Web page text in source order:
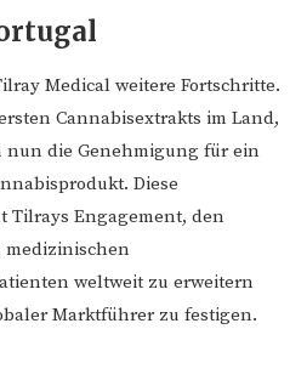
Medical weitere Fortschritte.
Cannabisextrakts im Land,
die Genehmigung für ein
Diese
Engagement, den
weltweit zu erweitern
Marktführer zu festigen.